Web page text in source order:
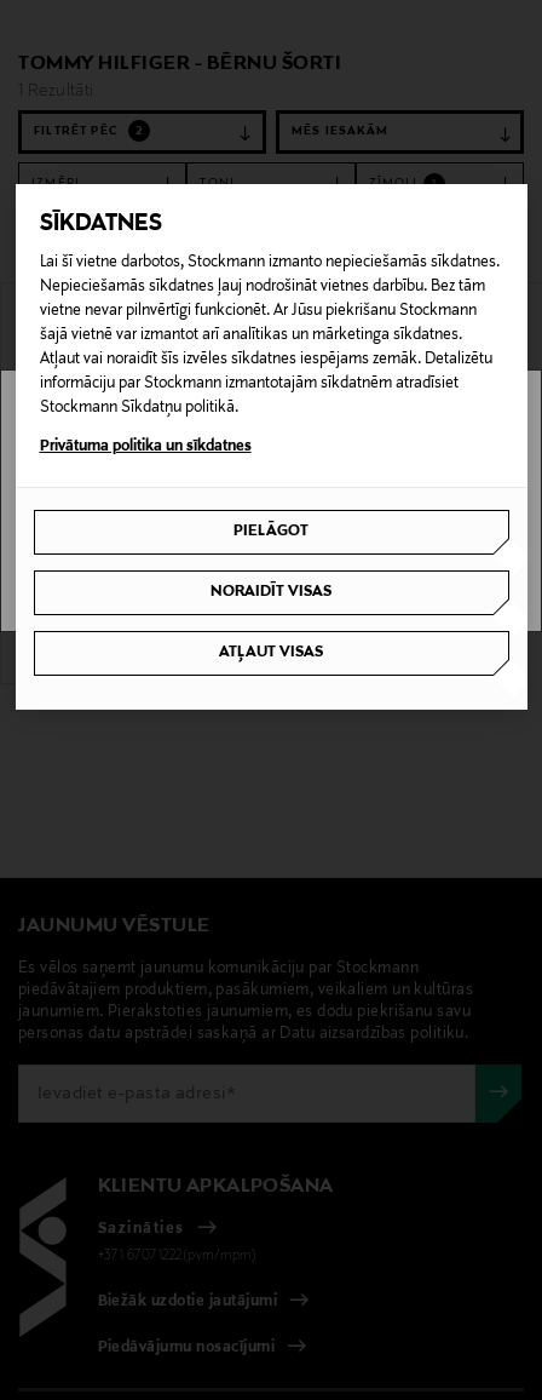
SĪKDATNES
Lai šī vietne darbotos, Stockmann izmanto nepieciešamās sīkdatnes.
Nepieciešamās sīkdatnes ļauj nodrošināt vietnes darbību. Bez tām
vietne nevar pilnvērtīgi funkcionēt. Ar Jūsu piekrišanu Stockmann
šajā vietnē var izmantot arī analītikas un mārketinga sīkdatnes.
Atļaut vai noraidīt šīs izvēles sīkdatnes iespējams zemāk. Detalizētu
informāciju par Stockmann izmantotajām sīkdatnēm atradīsiet
Stockmann Sīkdatņu politikā.
Privātuma politika un sīkdatnes
PIELĀGOT
NORAIDĪT VISAS
ATĻAUT VISAS
TOMMY HILFIGER - BĒRNU ŠORTI
1 Rezultāti
FILTRĒT PĒC 2
IZMĒRI TOŅI ZĪMOLI 1
1 Rezultāti
IZPĀRDOŠANA 62%
Essential Logo riteņbraukšanas šorti
JAUNUMU VĒSTULE
Es vēlos saņemt jaunumu komunikāciju par Stockmann
piedāvātajiem produktiem, pasākumiem, veikaliem un kultūras
jaunumiem. Pierakstoties jaunumiem, es dodu piekrišanu savu
personas datu apstrādei saskaņā ar Datu aizsardzības politiku.
KLIENTU APKALPOŠANA
Sazināties
+371 67071222(pvm/mpm)
Biežāk uzdotie jautājumi
Piedāvājumu nosacījumi
Stockmann nav pieejams tavā valstī.
I UNDERSTAND